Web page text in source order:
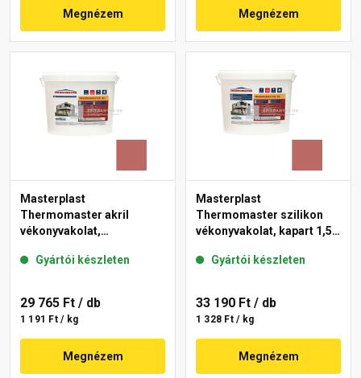
Megnézem Megnézem
Masterplast
Thermomaster akril
vékonyvakolat,
21-C 25 kg
Gyártói készleten
29 765 Ft / db
1 191 Ft / kg
Megnézem
Masterplast
Thermomaster szilikon
vékonyvakolat, kapart 1,5
Gyártói készleten
33 190 Ft / db
1 328 Ft / kg
Megnézem